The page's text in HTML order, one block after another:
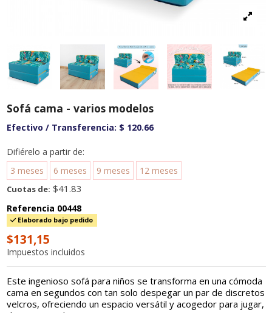
Sofá cama - varios modelos
Efectivo / Transferencia: $ 120.66
Difiérelo a partir de:
3 meses
6 meses 9 meses 12 meses
Cuotas de: $41.83
Referencia 00448
Elaborado bajo pedido
$131,15
Impuestos incluidos
Este ingenioso sofá para niños se transforma en una cómoda
cama en segundos con tan solo despegar un par de discretos
velcros, ofreciendo un espacio versátil y acogedor para jugar,